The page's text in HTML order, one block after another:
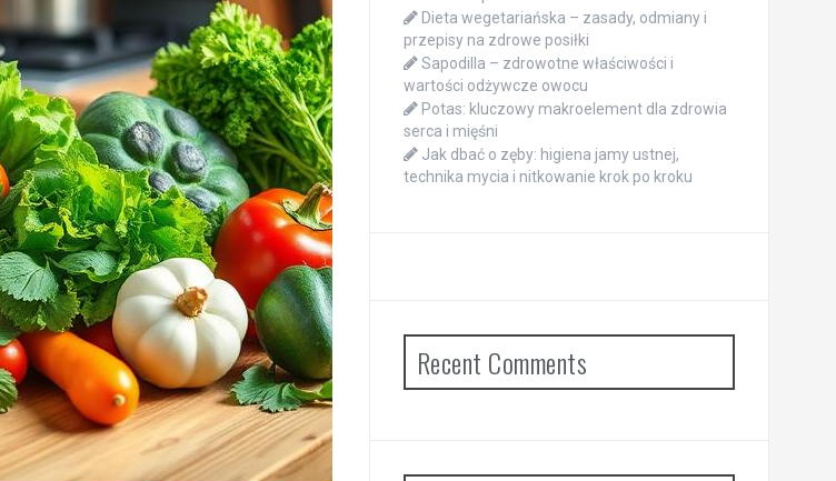
Dieta wegetariańska – zasady, odmiany i
przepisy na zdrowe posiłki
Sapodilla – zdrowotne właściwości i
wartości odżywcze owocu
Potas: kluczowy makroelement dla zdrowia
serca i mięśni
Jak dbać o zęby: higiena jamy ustnej,
technika mycia i nitkowanie krok po kroku
Recent Comments